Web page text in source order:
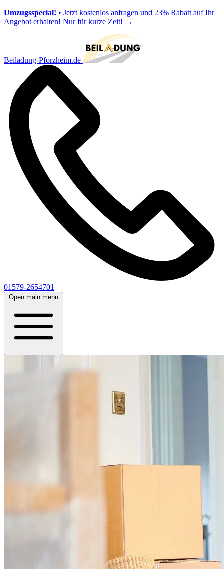
Umzugsspecial! • Jetzt kostenlos anfragen und 23% Rabatt auf Ihr
Angebot erhalten! Nur für kurze Zeit! →
Beiladung-Pforzheim.de
01579-2654701
Open main menu